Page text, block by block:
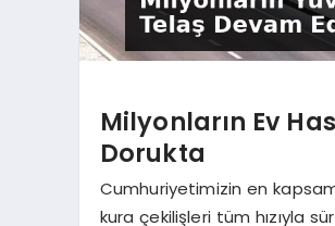
Milyonların Ev
Dorukta
Cumhuriyetimizin en
kura çekilişleri tüm hızıyla